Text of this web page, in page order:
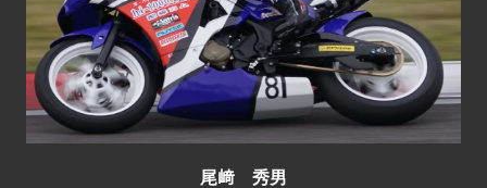
尾﨑 秀男